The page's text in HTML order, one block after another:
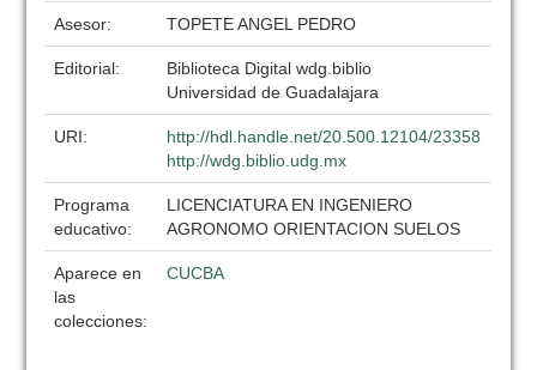
Asesor: TOPETE ANGEL PEDRO
Editorial:
Biblioteca Digital wdg.biblio
Universidad de Guadalajara
URI:
http://hdl.handle.net/20.500.12104/23358
http://wdg.biblio.udg.mx
Programa
educativo:
LICENCIATURA EN INGENIERO
AGRONOMO ORIENTACION SUELOS
Aparece en
las
colecciones:
CUCBA